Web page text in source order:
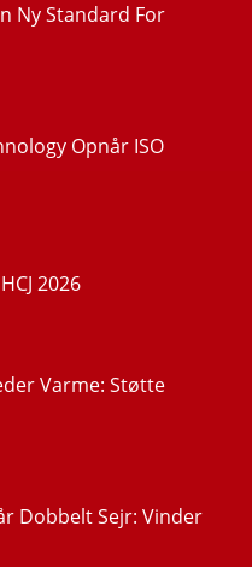
Ny Standard For
Opnår ISO
2026
Varme: Støtte
Dobbelt Sejr: Vinder